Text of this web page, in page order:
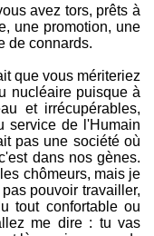
avez tors, prêts à
une promotion, une
de connards.
que vous mériteriez
nucléaire puisque à
et irrécupérables,
service de l'Humain
pas une société où
dans nos gènes.
chômeurs, mais je
pouvoir travailler,
tout confortable ou
me dire : tu vas